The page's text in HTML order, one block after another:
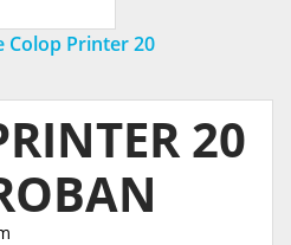
Colop Printer 20
20